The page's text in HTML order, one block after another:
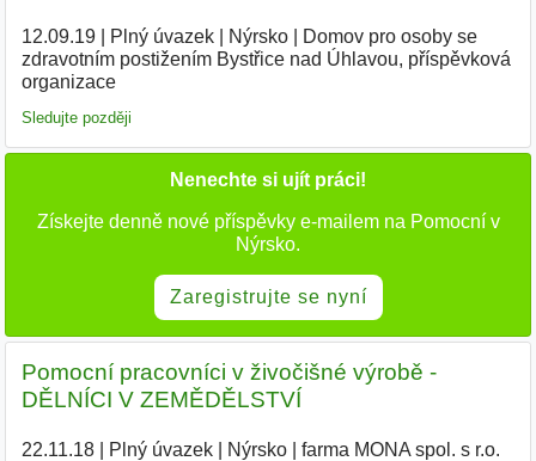
12.09.19| Plný úvazek| Nýrsko|
Domov pro osoby se
zdravotním postižením Bystřice nad Úhlavou, příspěvková
organizace|
Sledujte později
Nenechte si ujít práci!
Získejte denně nové příspěvky e-mailem na Pomocní v
Nýrsko.
Zaregistrujte se nyní
Pomocní pracovníci v živočišné výrobě -
DĚLNÍCI V ZEMĚDĚLSTVÍ
22.11.18| Plný úvazek| Nýrsko| farma MONA spol. s r.o.